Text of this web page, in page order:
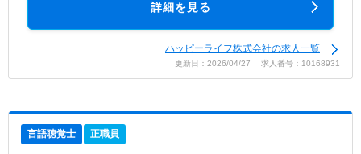
詳細を見る
ハッピーライフ株式会社の求人一覧
更新日：2026/04/27 求人番号：10168931
言語聴覚士 正職員